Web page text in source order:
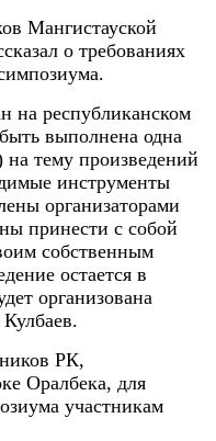
Мангистауской
о требованиях
на республиканском
выполнена одна
на тему произведений
инструменты
организаторами
принести с собой
собственным
остается в
организована
РК,
Оралбека, для
участникам